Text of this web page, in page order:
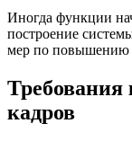
Иногда функции
построение
мер по повышению
Требования
кадров